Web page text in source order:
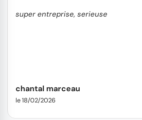
super entreprise, serieuse
chantal marceau
le 18/02/2026